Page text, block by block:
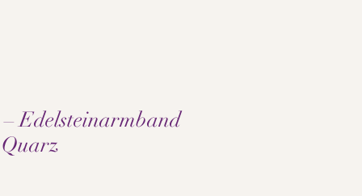
Edelsteinarmband